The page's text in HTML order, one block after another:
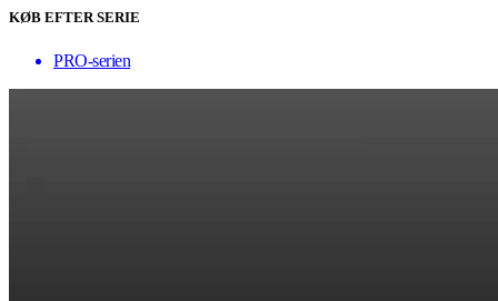
KØB EFTER SERIE
PRO-serien